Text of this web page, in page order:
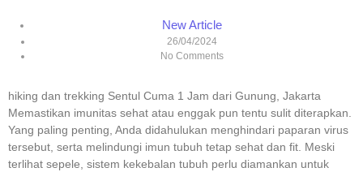
New Article
26/04/2024
No Comments
hiking dan trekking Sentul Cuma 1 Jam dari Gunung, Jakarta
Memastikan imunitas sehat atau enggak pun tentu sulit diterapkan.
Yang paling penting, Anda didahulukan menghindari paparan virus
tersebut, serta melindungi imun tubuh tetap sehat dan fit. Meski
terlihat sepele, sistem kekebalan tubuh perlu diamankan untuk